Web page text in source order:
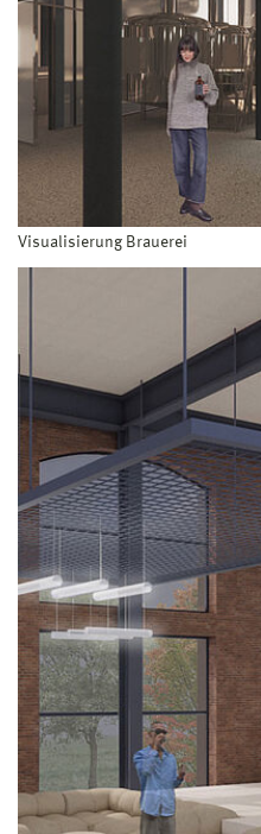
Visualisierung Brauerei